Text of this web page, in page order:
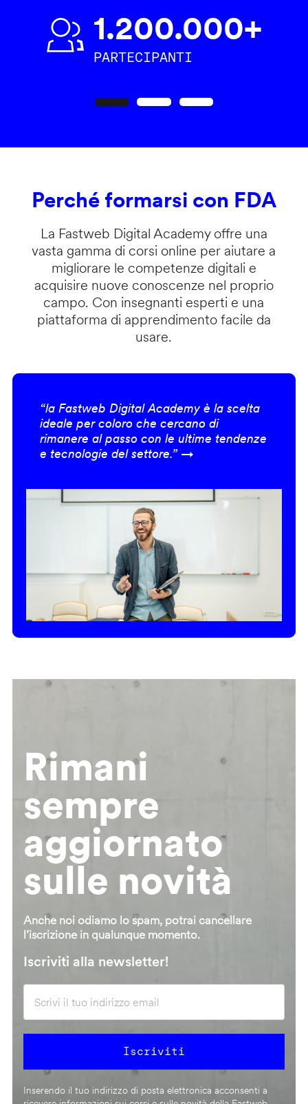
1.200.000+
PARTECIPANTI
Perché formarsi con FDA
La Fastweb Digital Academy offre una
vasta gamma di corsi online per aiutare a
migliorare le competenze digitali e
acquisire nuove conoscenze nel proprio
campo. Con insegnanti esperti e una
piattaforma di apprendimento facile da
usare.
“la Fastweb Digital Academy è la scelta
ideale per coloro che cercano di
rimanere al passo con le ultime tendenze
e tecnologie del settore.” →
Rimani
sempre
aggiornato
sulle novità
Anche noi odiamo lo spam, potrai cancellare
l’iscrizione in qualunque momento.
Iscriviti alla newsletter!
Inserendo il tuo indirizzo di posta elettronica acconsenti a